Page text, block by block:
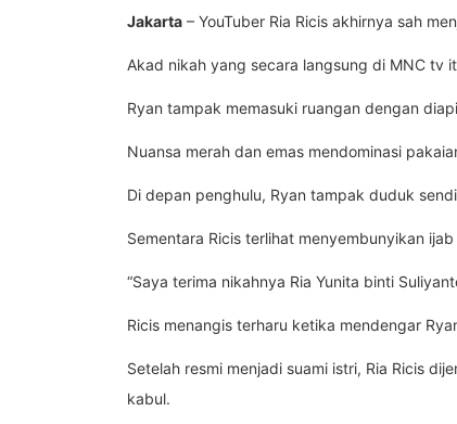
Jakarta – YouTuber Ria Ricis akhirnya sah
Akad nikah yang secara langsung di MNC tv
Ryan tampak memasuki ruangan dengan
Nuansa merah dan emas mendominasi
Di depan penghulu, Ryan tampak duduk
Sementara Ricis terlihat menyembunyikan
“Saya terima nikahnya Ria Yunita binti
Ricis menangis terharu ketika mendengar
Setelah resmi menjadi suami istri, Ria Ricis
kabul.